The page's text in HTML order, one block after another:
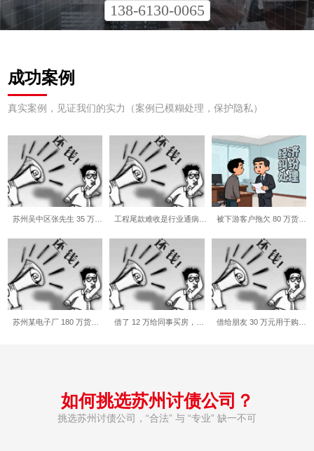
138-6130-0065
成功案例
真实案例，见证我们的实力（案例已模糊处理，保护隐私）
苏州吴中区张先生 35 万…
苏州某电子厂 180 万货…
工程尾款难收是行业通病…
借了 12 万给同事买房，…
被下游客户拖欠 80 万货…
借给朋友 30 万元用于购…
如何挑选苏州讨债公司？
挑选苏州讨债公司，“合法” 与 “专业” 缺一不可